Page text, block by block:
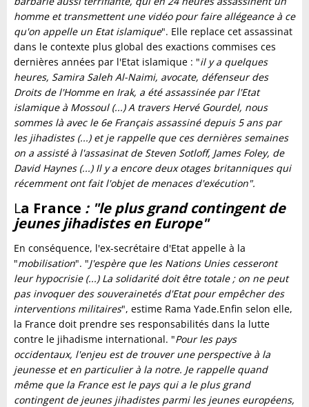
homme et transmettent une vidéo pour faire allégeance à ce
qu'on appelle un Etat islamique". Elle replace cet assassinat
dans le contexte plus global des exactions commises ces
dernières années par l'Etat islamique : "il y a quelques
heures, Samira Saleh Al-Naimi, avocate, défenseur des
Droits de l'Homme en Irak, a été assassinée par l'Etat
islamique à Mossoul (...) A travers Hervé Gourdel, nous
sommes là avec le 6e Français assassiné depuis 5 ans par
les jihadistes (...) et je rappelle que ces dernières semaines
on a assisté à l'assasinat de Steven Sotloff, James Foley, de
David Haynes (...) Il y a encore deux otages britanniques qui
récemment ont fait l'objet de menaces d'exécution".
La France : "le plus grand contingent de
jeunes jihadistes en Europe"
En conséquence, l'ex-secrétaire d'Etat appelle à la
"mobilisation". "J'espère que les Nations Unies cesseront
leur hypocrisie (...) La solidarité doit être totale ; on ne peut
pas invoquer des souverainetés d'Etat pour empêcher des
interventions militaires", estime Rama Yade.Enfin selon elle,
la France doit prendre ses responsabilités dans la lutte
contre le jihadisme international. "Pour les pays
occidentaux, l'enjeu est de trouver une perspective à la
jeunesse et en particulier à la notre. Je rappelle quand
même que la France est le pays qui a le plus grand
contingent de jeunes jihadistes parmi les jeunes européens,